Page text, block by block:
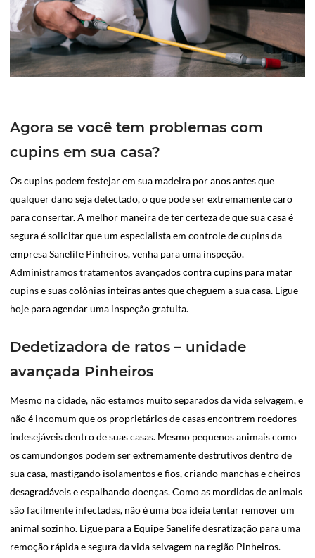
Agora se você tem problemas com
cupins em sua casa?
Os cupins podem festejar em sua madeira por anos antes que
qualquer dano seja detectado, o que pode ser extremamente caro
para consertar. A melhor maneira de ter certeza de que sua casa é
segura é solicitar que um especialista em controle de cupins da
empresa Sanelife Pinheiros, venha para uma inspeção.
Administramos tratamentos avançados contra cupins para matar
cupins e suas colônias inteiras antes que cheguem a sua casa. Ligue
hoje para agendar uma inspeção gratuita.
Dedetizadora de ratos – unidade
avançada Pinheiros
Mesmo na cidade, não estamos muito separados da vida selvagem, e
não é incomum que os proprietários de casas encontrem roedores
indesejáveis dentro de suas casas. Mesmo pequenos animais como
os camundongos podem ser extremamente destrutivos dentro de
sua casa, mastigando isolamentos e fios, criando manchas e cheiros
desagradáveis e espalhando doenças. Como as mordidas de animais
são facilmente infectadas, não é uma boa ideia tentar remover um
animal sozinho. Ligue para a Equipe Sanelife desratização para uma
remoção rápida e segura da vida selvagem na região Pinheiros.